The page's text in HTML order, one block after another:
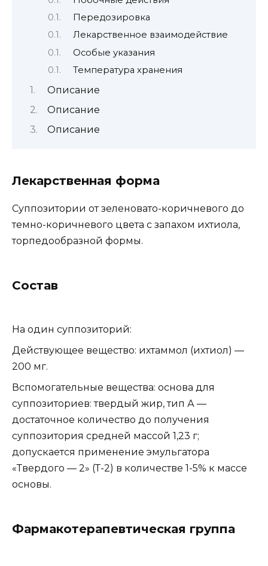
Передозировка
Лекарственное взаимодействие
Особые указания
Температура хранения
Описание
Описание
Описание
Лекарственная форма
Суппозитории от зеленовато-коричневого до
темно-коричневого цвета с запахом ихтиола,
торпедообразной формы.
Состав
На один суппозиторий:
Действующее вещество: ихтаммол (ихтиол) —
200 мг.
Вспомогательные вещества: основа для
суппозиториев: твердый жир, тип А —
достаточное количество до получения
суппозитория средней массой 1,23 г;
допускается применение эмульгатора
«Твердого — 2» (Т-2) в количестве 1-5% к массе
основы.
Фармакотерапевтическая группа